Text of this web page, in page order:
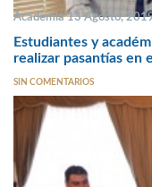
Academia 13 Agosto,
Estudiantes y
realizar pasantías en
SIN COMENTARIOS